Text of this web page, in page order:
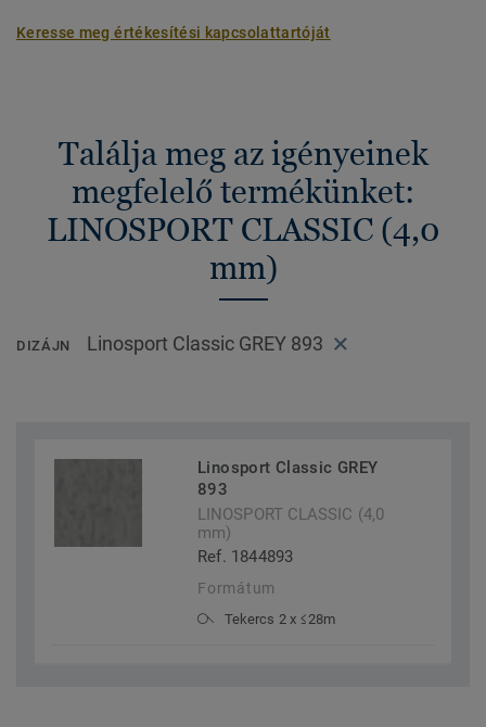
Keresse meg értékesítési kapcsolattartóját
Találja meg az igényeinek
megfelelő termékünket:
LINOSPORT CLASSIC (4,0
mm)
DIZÁJN Linosport Classic GREY 893
Linosport Classic GREY
893
LINOSPORT CLASSIC (4,0
mm)
Ref. 1844893
Formátum
Tekercs 2 x ≤28m